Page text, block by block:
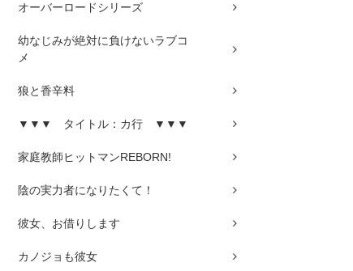
オーバーロードシリーズ
幼なじみが絶対に負けないラブコ
メ
狼と香辛料
▼▼▼ タイトル：カ行 ▼▼▼
家庭教師ヒットマンREBORN!
陰の実力者になりたくて！
彼女、お借りします
カノジョも彼女